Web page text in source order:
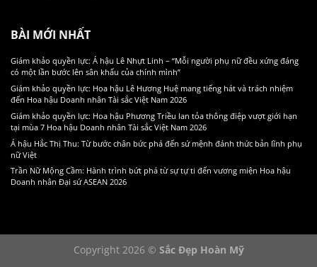
BÀI MỚI NHẤT
Giám khảo quyền lực: Á hậu Lê Nhựt Linh – “Mỗi người phụ nữ đều xứng đáng
có một lần bước lên sân khấu của chính mình”
Giám khảo quyền lực: Hoa hậu Lê Hương Huệ mang tiếng hát và trách nhiệm
đến Hoa hậu Doanh nhân Tài sắc Việt Nam 2026
Giám khảo quyền lực: Hoa hậu Phương Triều lan tỏa thông điệp vượt giới hạn
tại mùa 7 Hoa hậu Doanh nhân Tài sắc Việt Nam 2026
Á hậu Hắc Thị Thu: Từ bước chân bức phá đến sứ mệnh đánh thức bản lĩnh phụ
nữ Việt
Trần Nữ Mộng Cầm: Hành trình bứt phá từ sự tự ti đến vương miện Hoa hậu
Doanh nhân Đại sứ ASEAN 2026
Copyright 2026 © Sắc Đẹp Hoàn Mỹ